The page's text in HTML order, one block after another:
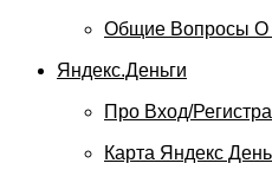
Общие Вопросы О
Яндекс.Деньги
Про Вход/
Карта Яндекс